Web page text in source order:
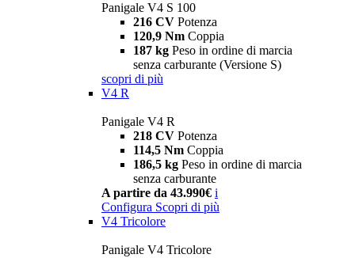
Panigale V4 S 100
216 CV Potenza
120,9 Nm Coppia
187 kg Peso in ordine di marcia
senza carburante (Versione S)
scopri di più
V4 R
Panigale V4 R
218 CV Potenza
114,5 Nm Coppia
186,5 kg Peso in ordine di marcia
senza carburante
A partire da 43.990€ i
Configura Scopri di più
V4 Tricolore
Panigale V4 Tricolore